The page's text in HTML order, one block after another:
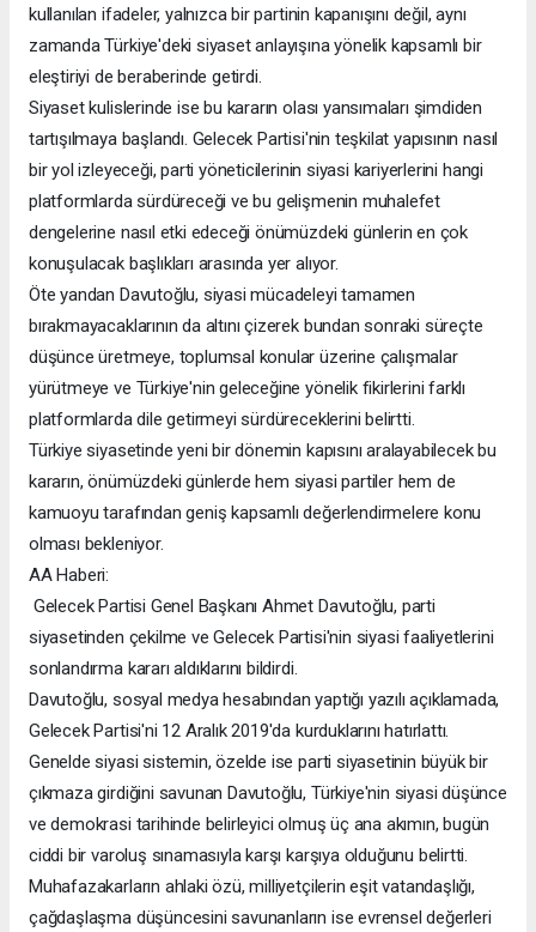
kullanılan ifadeler, yalnızca bir partinin kapanışını değil, aynı
zamanda Türkiye'deki siyaset anlayışına yönelik kapsamlı bir
eleştiriyi de beraberinde getirdi.
Siyaset kulislerinde ise bu kararın olası yansımaları şimdiden
tartışılmaya başlandı. Gelecek Partisi'nin teşkilat yapısının nasıl
bir yol izleyeceği, parti yöneticilerinin siyasi kariyerlerini hangi
platformlarda sürdüreceği ve bu gelişmenin muhalefet
dengelerine nasıl etki edeceği önümüzdeki günlerin en çok
konuşulacak başlıkları arasında yer alıyor.
Öte yandan Davutoğlu, siyasi mücadeleyi tamamen
bırakmayacaklarının da altını çizerek bundan sonraki süreçte
düşünce üretmeye, toplumsal konular üzerine çalışmalar
yürütmeye ve Türkiye'nin geleceğine yönelik fikirlerini farklı
platformlarda dile getirmeyi sürdüreceklerini belirtti.
Türkiye siyasetinde yeni bir dönemin kapısını aralayabilecek bu
kararın, önümüzdeki günlerde hem siyasi partiler hem de
kamuoyu tarafından geniş kapsamlı değerlendirmelere konu
olması bekleniyor.
AA Haberi:
Gelecek Partisi Genel Başkanı Ahmet Davutoğlu, parti
siyasetinden çekilme ve Gelecek Partisi'nin siyasi faaliyetlerini
sonlandırma kararı aldıklarını bildirdi.
Davutoğlu, sosyal medya hesabından yaptığı yazılı açıklamada,
Gelecek Partisi'ni 12 Aralık 2019'da kurduklarını hatırlattı.
Genelde siyasi sistemin, özelde ise parti siyasetinin büyük bir
çıkmaza girdiğini savunan Davutoğlu, Türkiye'nin siyasi düşünce
ve demokrasi tarihinde belirleyici olmuş üç ana akımın, bugün
ciddi bir varoluş sınamasıyla karşı karşıya olduğunu belirtti.
Muhafazakarların ahlaki özü, milliyetçilerin eşit vatandaşlığı,
çağdaşlaşma düşüncesini savunanların ise evrensel değerleri